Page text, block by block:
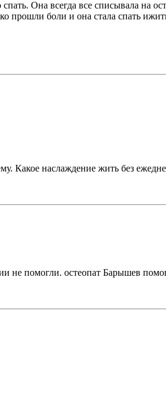
Она всегда все списывала на
прошли боли и она стала спать
Какое наслаждение жить без
помогли. остеопат Барышев